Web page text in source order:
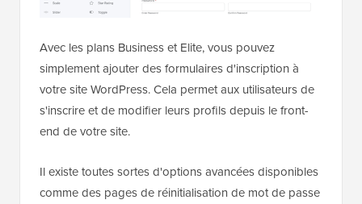
Avec les plans Business et Elite, vous pouvez
simplement ajouter des formulaires d'inscription à
votre site WordPress. Cela permet aux utilisateurs de
s'inscrire et de modifier leurs profils depuis le front-
end de votre site.
Il existe toutes sortes d'options avancées disponibles
comme des pages de réinitialisation de mot de passe